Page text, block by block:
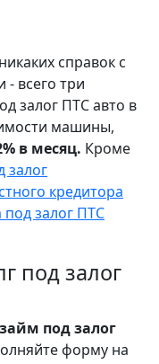
справок с
всего три
залог ПТС авто в
машины,
в месяц. Кроме
залог
кредитора
под залог ПТС
под залог
под залог
форму на